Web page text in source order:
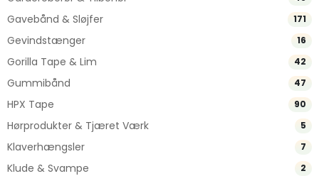
Gavebånd & Sløjfer 171
Gevindstænger 16
Gorilla Tape & Lim 42
Gummibånd 47
HPX Tape 90
Hørprodukter & Tjæret Værk 5
Klaverhængsler 7
Klude & Svampe 2